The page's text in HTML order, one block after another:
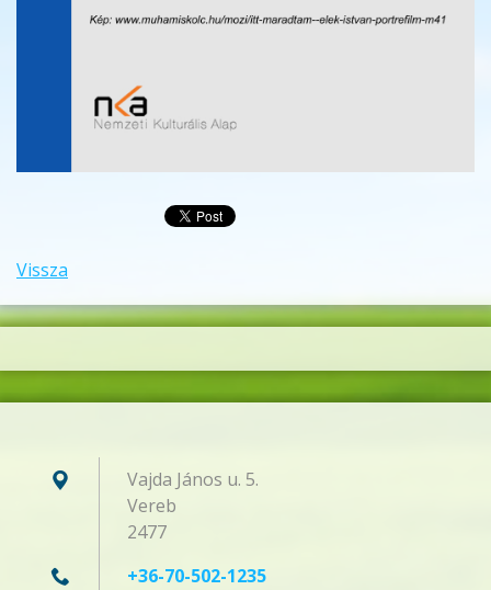
Vissza
Vajda János u. 5.
Vereb
2477
+36-70-502-1235